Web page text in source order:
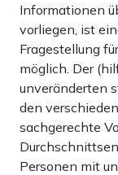
Informationen
vorliegen, ist
Fragestellung
möglich. Der
unveränderten
den
sachgerechte
Personen mit